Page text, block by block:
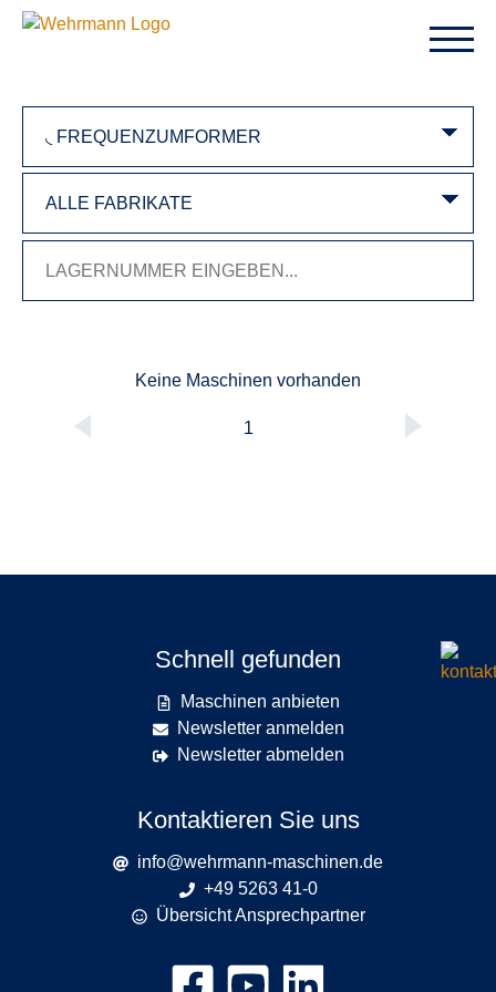
Keine Maschinen vorhanden
1
Schnell gefunden
Maschinen anbieten
Newsletter anmelden
Newsletter abmelden
Kontaktieren Sie uns
info@wehrmann-maschinen.de
+49 5263 41-0
Übersicht Ansprechpartner